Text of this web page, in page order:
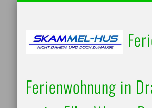
Ferienwohnung in